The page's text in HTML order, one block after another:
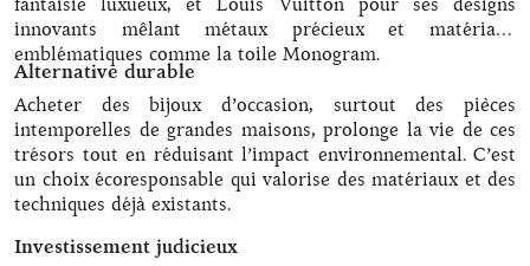
innovants mêlant métaux précieux et matériaux
emblématiques comme la toile Monogram.
Alternative durable
Acheter des bijoux d’occasion, surtout des pièces
intemporelles de grandes maisons, prolonge la vie de ces
trésors tout en réduisant l’impact environnemental. C’est
un choix écoresponsable qui valorise des matériaux et des
techniques déjà existants.
Investissement judicieux